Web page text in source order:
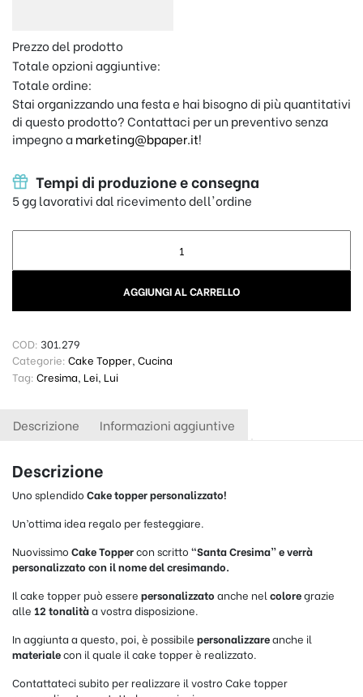
Prezzo del prodotto
Totale opzioni aggiuntive:
Totale ordine:
Stai organizzando una festa e hai bisogno di più quantitativi
di questo prodotto? Contattaci per un preventivo senza
impegno amarketing@bpaper.it!
Tempi di produzione e consegna
5 gg lavorativi dal ricevimento dell'ordine
AGGIUNGI AL CARRELLO
COD: 301.279
Categorie: Cake Topper, Cucina
Tag: Cresima Lei Lui
Descrizione Informazioni aggiuntive
Descrizione
Uno splendido Cake topperpersonalizzato!
Un’ottima idea regalo per festeggiare.
Nuovissimo Cake Toppercon scritto “Santa Cresima” e verrà
personalizzato con il nome del cresimando.
Il cake topper può essere personalizzato anche nel coloregrazie
alle 12 tonalitàa vostra disposizione.
In aggiunta a questo, poi, è possibile personalizzareanche il
materialecon il quale il cake topper è realizzato.
Contattateci subito per realizzare il vostro Cake topper